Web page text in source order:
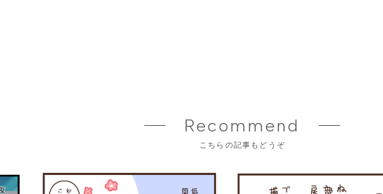
Recommend
こちらの記事もどうぞ